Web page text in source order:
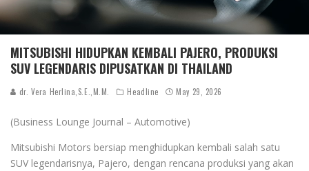
MITSUBISHI HIDUPKAN KEMBALI PAJERO, PRODUKSI
SUV LEGENDARIS DIPUSATKAN DI THAILAND
dr. Vera Herlina,S.E.,M.M. Headline May 29, 2026
(Business Lounge Journal – Automotive)
Mitsubishi Motors bersiap menghidupkan kembali salah satu
SUV legendarisnya, Pajero, dengan rencana produksi yang akan